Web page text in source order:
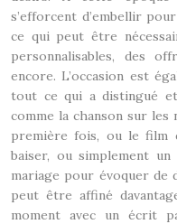
s’efforcent d’embellir
ce qui peut être
personnalisables, des
encore. L’occasion est
tout ce qui a distingué
comme la chanson sur les
première fois, ou le film
baiser, ou simplement
mariage pour évoquer de
peut être affiné
moment avec un écrit